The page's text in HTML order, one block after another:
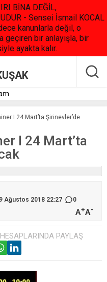
BİNA DEĞİL,
- Sensei İsmail KOCAL
kanunlarla değil, o
geçiren bir anlayışla, bir
ayakta kalır.
I 24 Mart’ta Şirinevler’de
I 24 Mart’ta
Ağustos 2018 22:27
0
A+A-
PAYLAŞ